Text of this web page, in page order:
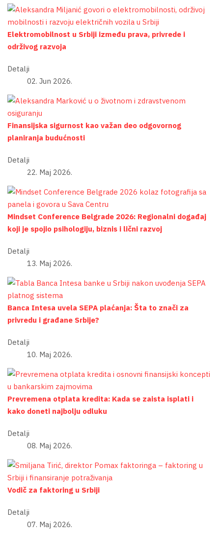
Elektromobilnost u Srbiji između prava, privrede i
održivog razvoja
Detalji
02. Jun 2026.
Finansijska sigurnost kao važan deo odgovornog
planiranja budućnosti
Detalji
22. Maj 2026.
Mindset Conference Belgrade 2026: Regionalni događaj
koji je spojio psihologiju, biznis i lični razvoj
Detalji
13. Maj 2026.
Banca Intesa uvela SEPA plaćanja: Šta to znači za
privredu i građane Srbije?
Detalji
10. Maj 2026.
Prevremena otplata kredita: Kada se zaista isplati i
kako doneti najbolju odluku
Detalji
08. Maj 2026.
Vodič za faktoring u Srbiji
Detalji
07. Maj 2026.